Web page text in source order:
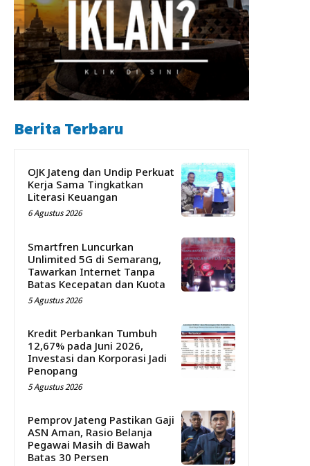
Berita Terbaru
OJK Jateng dan Undip Perkuat
Kerja Sama Tingkatkan
Literasi Keuangan
6 Agustus 2026
Smartfren Luncurkan
Unlimited 5G di Semarang,
Tawarkan Internet Tanpa
Batas Kecepatan dan Kuota
5 Agustus 2026
Kredit Perbankan Tumbuh
12,67% pada Juni 2026,
Investasi dan Korporasi Jadi
Penopang
5 Agustus 2026
Pemprov Jateng Pastikan Gaji
ASN Aman, Rasio Belanja
Pegawai Masih di Bawah
Batas 30 Persen